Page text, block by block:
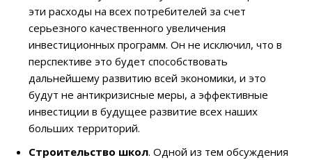
эти расходы на всех потребителей за счет
серьезного качественного увеличения
инвестиционных программ. Он не исключил, что в
перспективе это будет способствовать
дальнейшему развитию всей экономики, и это
будут не антикризисные меры, а эффективные
инвестиции в будущее развитие всех наших
больших территорий.
Строительство школ. Одной из тем обсуждения